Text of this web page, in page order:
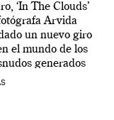
‘In The Clouds’
Arvida
un nuevo giro
el mundo de los
generados